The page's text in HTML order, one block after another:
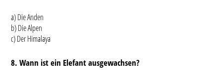
a) Die Anden
b) Die Alpen
c) Der Himalaya
8. Wann ist ein Elefant ausgewachsen?